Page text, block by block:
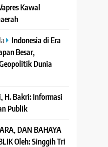
Kawal
Indonesia di Era
Besar,
Dunia
H. Bakri: Informasi
Publik
DAN BAHAYA
Oleh: Singgih Tri